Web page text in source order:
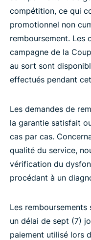
compétition, ce qui
promotionnel non
remboursement. Les
campagne de la
au sort sont
effectués pendant
Les demandes de
la garantie satisfait
cas par cas.
qualité du service,
vérification du
procédant à un
Les
un délai de sept (7)
paiement utilisé lors